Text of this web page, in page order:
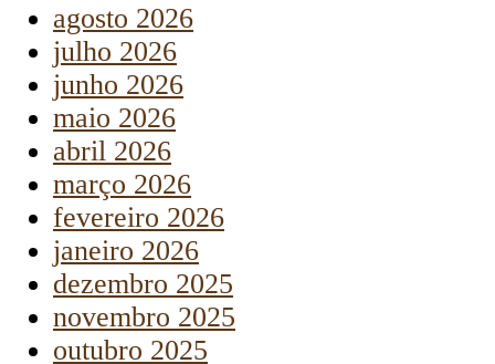
agosto 2026
julho 2026
junho 2026
maio 2026
abril 2026
março 2026
fevereiro 2026
janeiro 2026
dezembro 2025
novembro 2025
outubro 2025